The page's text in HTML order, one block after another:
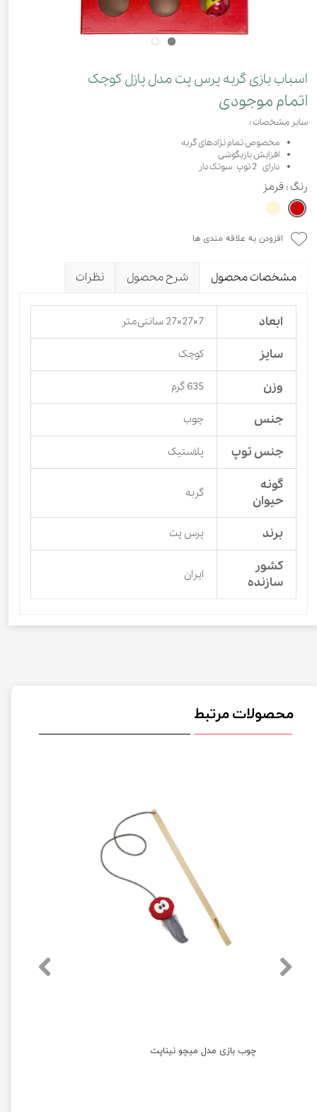
اسباب بازی گربه پرس پت مدل پازل کوچک
اتمام موجودی
سایر مشخصات :
مخصوص تمام نژادهای گربه
افزایش بازیگوشی
دارای 2 توپ سوتک دار
رنگ : قرمز
افزودن به علاقه مندی ها
مشخصات محصول شرح محصول نظرات
ابعاد 7×27×27 سانتی‌متر
سایز کوچک
وزن 635 گرم
جنس چوب
جنس توپ پلاستیک
گونه
حیوان
گربه
برند پرس پت
کشور
سازنده
ایران
محصولات مرتبط
چوب بازی مدل میچو نیناپت